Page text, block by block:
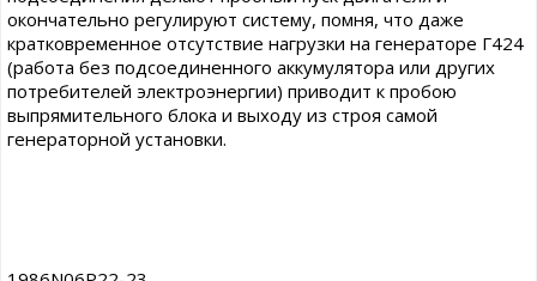
окончательно регулируют систему, помня, что даже
кратковременное отсутствие нагрузки на генераторе Г424
(работа без подсоединенного аккумулятора или других
потребителей электроэнергии) приводит к пробою
выпрямительного блока и выходу из строя самой
генераторной установки.